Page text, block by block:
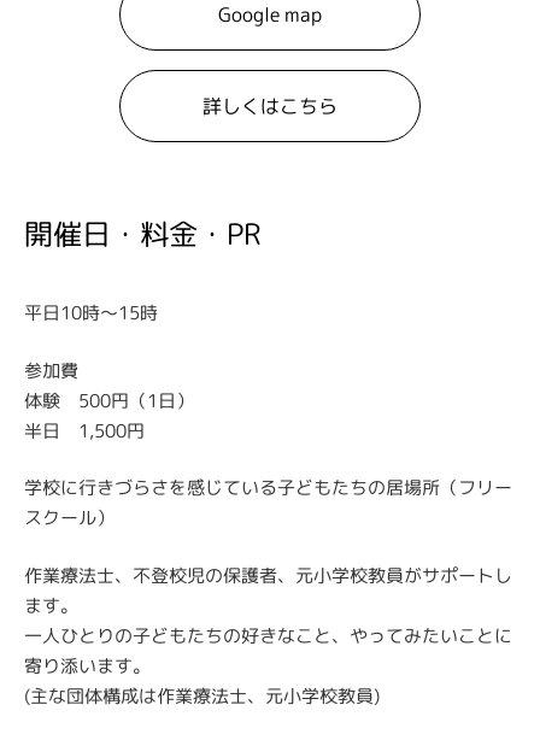
Google map
詳しくはこちら
開催日・料金・PR
平日10時〜15時
参加費
体験 500円（1日）
半日 1,500円
学校に行きづらさを感じている子どもたちの居場所（フリー
スクール）
作業療法士、不登校児の保護者、元小学校教員がサポートし
ます。
一人ひとりの子どもたちの好きなこと、やってみたいことに
寄り添います。
(主な団体構成は作業療法士、元小学校教員)